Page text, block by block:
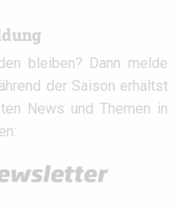
bleiben? Dann melde
der Saison erhältst
News und Themen in